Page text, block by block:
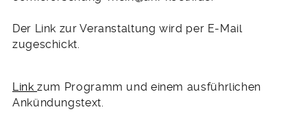
Der Link zur Veranstaltung wird per E-Mail
zugeschickt.
Linkzum Programm und einem ausführlichen
Ankündungstext.